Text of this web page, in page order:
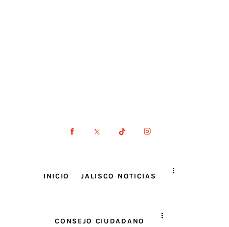
INICIO JALISCO NOTICIAS
CONSEJO CIUDADANO